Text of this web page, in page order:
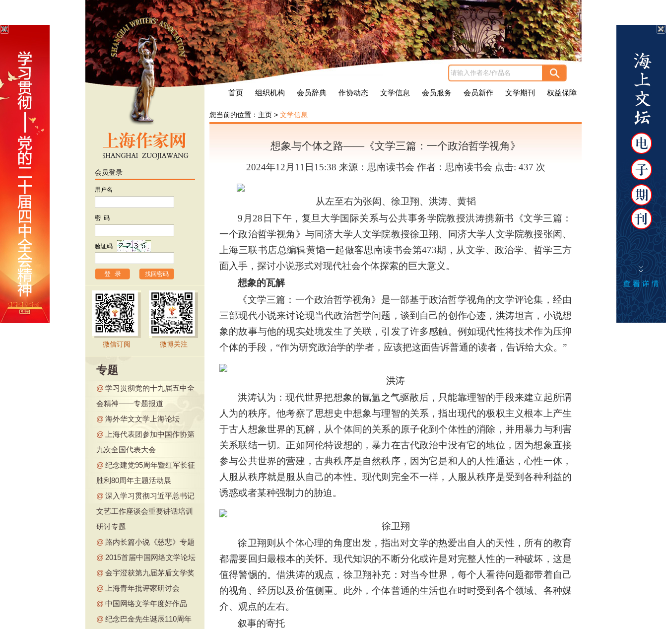
首页 组织机构 会员辞典 作协动态 文学信息 会员服务 会员新作 文学期刊 权益保障
会员登录
用户名
密 码
验证码
找回密码
微信订阅 微博关注
专题
@ 学习贯彻党的十九届五中全
会精神——专题报道
@ 海外华文文学上海论坛
@
上海代表团参加中国作协第
九次全国代表大会
@ 纪念建党95周年暨红军长征
胜利80周年主题活动展
@ 深入学习贯彻习近平总书记
文艺工作座谈会重要讲话培训
研讨专题
@ 路内长篇小说《慈悲》专题
@ 2015首届中国网络文学论坛
@ 金宇澄获第九届茅盾文学奖
@
上海青年批评家研讨会
@ 中国网络文学年度好作品
@ 纪念巴金先生诞辰110周年
您当前的位置： 主页 > 文学信息
想象与个体之路——《文学三篇：一个政治哲学视角》
2024年12月11日15:38 来源：思南读书会 作者：思南读书会 点击: 437 次
从左至右为张闳、徐卫翔、洪涛、黄韬
9月28日下午，复旦大学国际关系与公共事务学院教授洪涛携新书《文学三篇：
一个政治哲学视角》与同济大学人文学院教授徐卫翔、同济大学人文学院教授张闳、
上海三联书店总编辑黄韬一起做客思南读书会第473期，从文学、政治学、哲学三方
面入手，探讨小说形式对现代社会个体探索的巨大意义。
想象的瓦解
《文学三篇：一个政治哲学视角》是一部基于政治哲学视角的文学评论集，经由
三部现代小说来讨论现当代政治哲学问题，谈到自己的创作心迹，洪涛坦言，小说想
象的故事与他的现实处境发生了关联，引发了许多感触。例如现代性将技术作为压抑
个体的手段，“作为研究政治学的学者，应该把这面告诉普通的读者，告诉给大众。”
洪涛
洪涛认为：现代世界把想象的氤氲之气驱散后，只能靠理智的手段来建立起所谓
人为的秩序。他考察了思想史中想象与理智的关系，指出现代的极权主义根本上产生
于古人想象世界的瓦解，从个体间的关系的原子化到个体性的消除，并用暴力与利害
关系联结一切。正如阿伦特设想的，暴力在古代政治中没有它的地位，因为想象直接
参与公共世界的营建，古典秩序是自然秩序，因为它是和人的人性通达，心性一体，
人服从秩序就是服从自己的本性。现代则完全不一样，人服从秩序是受到各种利益的
诱惑或者某种强制力的胁迫。
徐卫翔
徐卫翔则从个体心理的角度出发，指出对文学的热爱出自人的天性，所有的教育
都需要回归最根本的关怀。现代知识的不断分化或许是对完整人性的一种破坏，这是
值得警惕的。借洪涛的观点，徐卫翔补充：对当今世界，每个人看待问题都带着自己
的视角、经历以及价值侧重。此外，个体普通的生活也在时时受到各个领域、各种媒
介、观点的左右。
叙事的寄托